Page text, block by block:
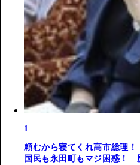
1
頼むから寝てくれ高市総理
国民も永田町もマジ困惑！